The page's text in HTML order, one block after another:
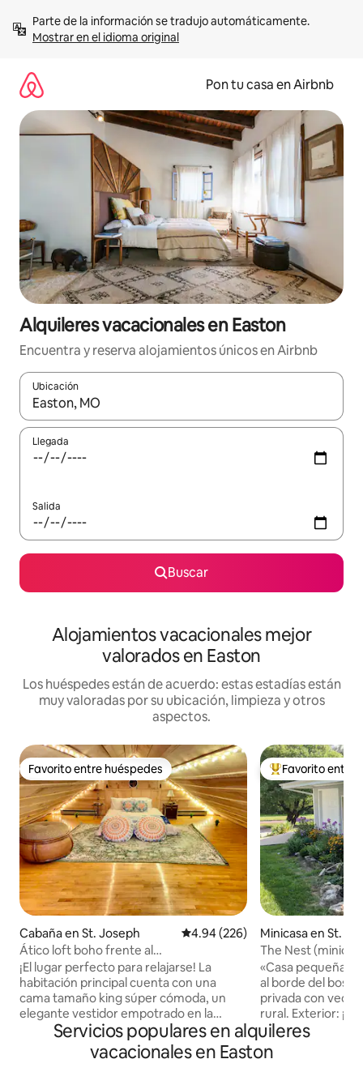
contenidoMostrar en el idioma original
Pon tu casa en Airbnb
Alquileres vacacionales en Easton
Encuentra y reserva alojamientos únicos en Airbnb
Ubicación
Cuando los resultados estén disponibles, navega con las
Llegada
Salida
Buscar
Alojamientos vacacionales mejor
valorados en Easton
Los huéspedes están de acuerdo: estas estadías están
muy valoradas por su ubicación, limpieza y otros
aspectos.
Favorito entre huéspedes
Favorito entre huéspedes
Cabaña en St. Joseph Calificación promedio: 4.94 de
4.94 (226)
Ático loft boho frente al
río•Jacuzzi•Balcón
¡El lugar perfecto para relajarse! La
habitación principal cuenta con una
cama tamaño king súper cómoda, un
elegante vestidor empotrado en la
pared, una acogedora chimenea y un
balcón frente al río. El loft es ideal para
los amantes del estilo bohemio, cama
Favorito entre
Favorito entre
Minicasa en St.
The Nest
autónoma, wifi
«Casa pequeña»
al borde del
privada con
rural. Exterior:
En el interior:
y con una paleta
Aparcamiento
Servicios populares en alquileres
vacacionales en Easton